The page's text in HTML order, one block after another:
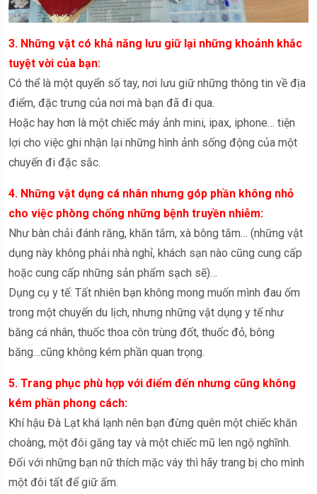
3. Những vật có khả năng lưu giữ lại những khoảnh khắc
tuyệt vời của bạn:
Có thể là một quyển số tay, nơi lưu giữ những thông tin về địa
điểm, đặc trưng của nơi mà bạn đã đi qua.
Hoặc hay hơn là một chiếc máy ảnh mini, ipax, iphone… tiện
lợi cho việc ghi nhận lại những hình ảnh sống động của một
chuyến đi đặc sắc.
4. Những vật dụng cá nhân nhưng góp phần không nhỏ
cho việc phòng chống những bệnh truyền nhiễm:
Như bàn chải đánh răng, khăn tắm, xà bông tắm… (những vật
dụng này không phải nhà nghỉ, khách sạn nào cũng cung cấp
hoặc cung cấp những sản phẩm sạch sẽ)…
Dụng cụ y tế: Tất nhiên bạn không mong muốn mình đau ốm
trong một chuyến du lịch, nhưng những vật dụng y tế như
băng cá nhân, thuốc thoa côn trùng đốt, thuốc đỏ, bông
băng…cũng không kém phần quan trọng.
5. Trang phục phù hợp với điểm đến nhưng cũng không
kém phần phong cách:
Khí hậu Đà Lạt khá lạnh nên bạn đừng quên một chiếc khăn
choàng, một đôi găng tay và một chiếc mũ len ngộ nghĩnh.
Đối với những bạn nữ thích mặc váy thì hãy trang bị cho mình
một đôi tất để giữ ấm.